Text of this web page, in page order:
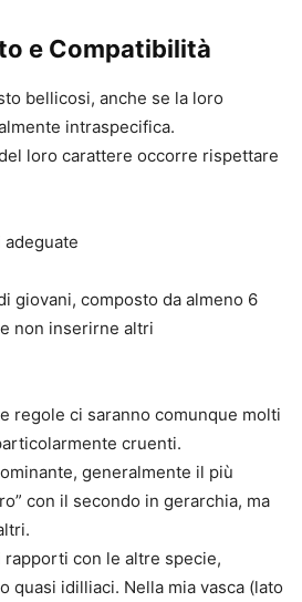
e Compatibilità
bellicosi, anche se la loro
intraspecifica.
loro carattere occorre rispettare
adeguate
giovani, composto da almeno 6
non inserirne altri
regole ci saranno comunque molti
cruenti.
generalmente il più
con il secondo in gerarchia, ma
con le altre specie,
quasi idilliaci. Nella mia vasca (lato